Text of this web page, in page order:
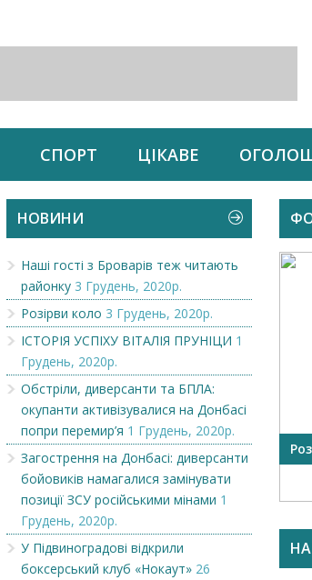
СПОРТ ЦІКАВЕ
НОВИНИ
Наші гості з Броварів теж читають
районку 3 Грудень, 2020р.
Розірви коло 3 Грудень, 2020р.
ІСТОРІЯ УСПІХУ ВІТАЛІЯ ПРУНІЦИ 1
Грудень, 2020р.
Обстріли, диверсанти та БПЛА:
окупанти активізувалися на Донбасі
попри перемир’я 1 Грудень, 2020р.
Загострення на Донбасі: диверсанти
бойовиків намагалися замінувати
позиції ЗСУ російськими мінами 1
Грудень, 2020р.
У Підвиноградові відкрили
боксерський клуб «Нокаут» 26
Наші гості з Броварів теж
читають районку...